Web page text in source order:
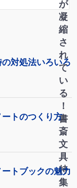
が
凝
縮
さ
れ
て
い
る
！
書
斎
文
具
特
集